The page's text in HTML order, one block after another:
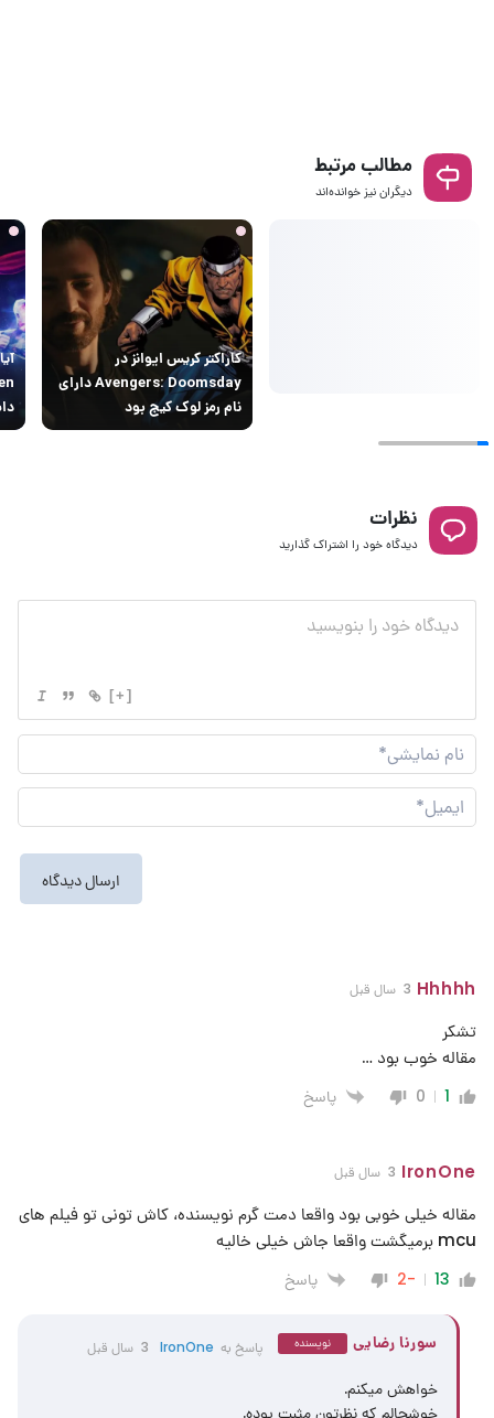
مطالب مرتبط
دیگران نیز خوانده‌اند
کاراکتر کریس ایوانز در
Avengers: Doomsday دارای
نام رمز لوک کیج بود
نظرات
دیدگاه خود را اشتراک گذارید
[+]
نام
Hhhhh 3 سال قبل
تشکر
مقاله خوب بود …
1
0 پاسخ
IronOne 3 سال قبل
مقاله خیلی خوبی بود واقعا دمت گرم نویسنده، کاش تونی تو فیلم های
mcu برمیگشت واقعا جاش خیلی خالیه
13
-2 پاسخ
سورنا رضایی نویسنده پاسخ به IronOne 3 سال قبل
خواهش میکنم.
خوشحالم که نظرتون مثبت بوده.